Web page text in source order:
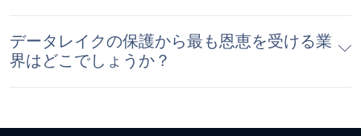
データレイクの保護から最も恩恵を受ける業
界はどこでしょうか？